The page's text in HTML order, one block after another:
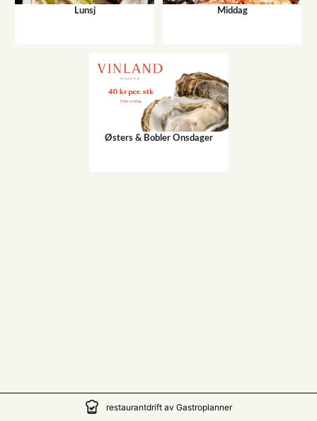
Lunsj Middag
Østers & Bobler Onsdager
restaurantdrift av Gastroplanner